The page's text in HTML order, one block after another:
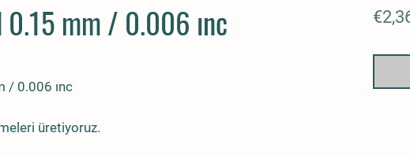
0.15 mm / 0.006 ınc
/ 0.006 ınc
üretiyoruz.